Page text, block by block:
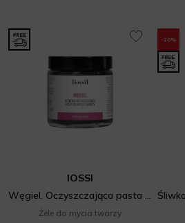
IOSSI
Węgiel. Oczyszczająca pasta do mycia twarzy z węglem aktywnym
Żele do mycia twarzy
-20%